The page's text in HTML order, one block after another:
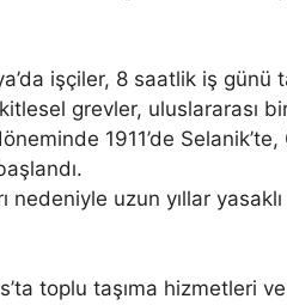
işçiler, 8 saatlik iş
kitlesel grevler, uluslararası
1911’de
nedeniyle uzun yıllar
toplu taşıma hizmetleri